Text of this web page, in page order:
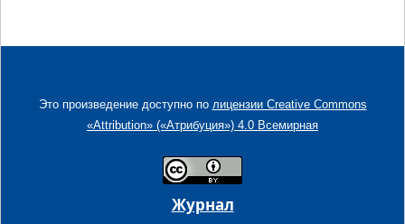
Это произведение доступно по лицензии Creative Commons
«Attribution» («Атрибуция») 4.0 Всемирная
Журнал